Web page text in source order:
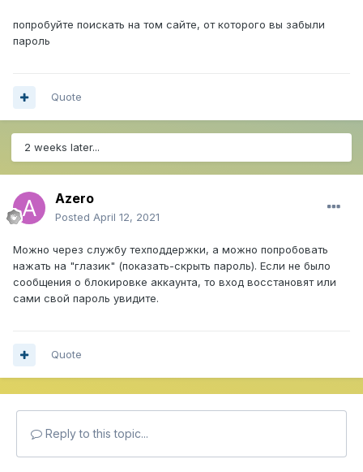
попробуйте поискать на том сайте, от которого вы забыли
пароль
Quote
2 weeks later...
Azero
Posted April 12, 2021
Можно через службу техподдержки, а можно попробовать
нажать на "глазик" (показать-скрыть пароль). Если не было
сообщения о блокировке аккаунта, то вход восстановят или
сами свой пароль увидите.
Quote
Reply to this topic...